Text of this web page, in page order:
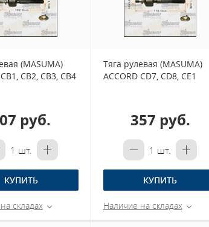
(MASUMA)
CB2, CB3, CB4
руб.
1 шт.
КУПИТЬ
складах
Тяга рулевая (MASUMA)
ACCORD CD7, CD8, CE1
357 руб.
1 шт.
КУПИТЬ
Наличие на складах